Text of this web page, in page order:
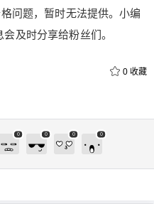
问题，暂时无法提供。小编
及时分享给粉丝们。
0 收藏
0 0 0 0